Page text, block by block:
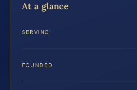
At a glance
SERVING
FOUNDED